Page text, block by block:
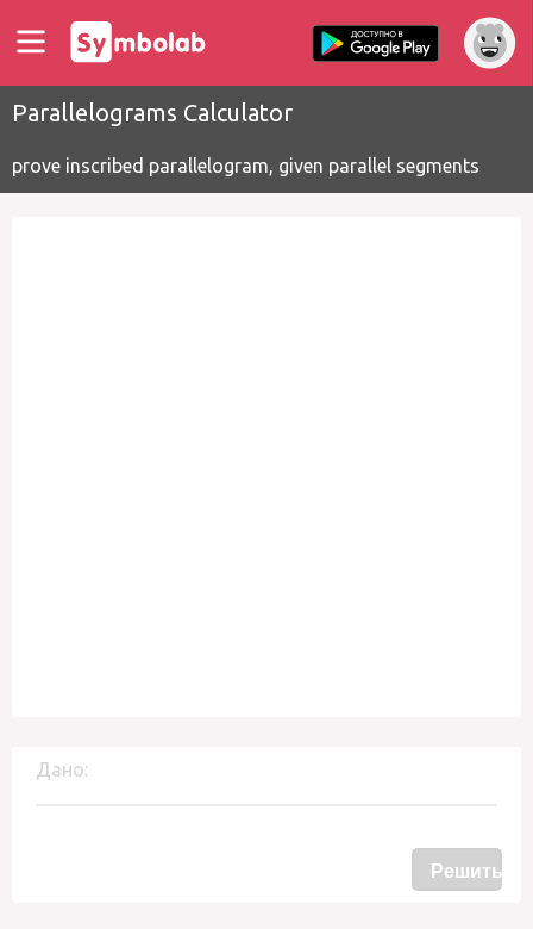
Parallelograms Calculator
prove inscribed parallelogram, given parallel segments
Дано:
Решить